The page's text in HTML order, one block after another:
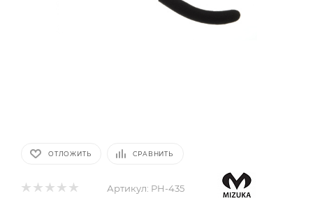
ОТЛОЖИТЬ СРАВНИТЬ
Артикул: PH-435